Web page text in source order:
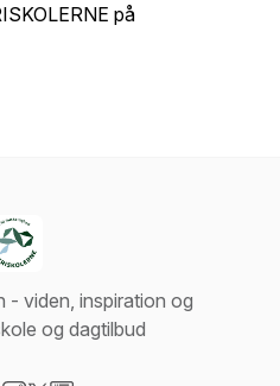
på
- viden, inspiration og
og dagtilbud